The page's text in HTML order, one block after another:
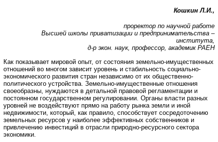
Кошкин Л.И.,
проректор по научной работе
Высшей школы приватизации и предпринимательства –
института,
д-р экон. наук, профессор, академик РАЕН
Как показывает мировой опыт, от состояния земельно-имущественных
отношений во многом зависит уровень и стабильность социально-
экономического развития стран независимо от их общественно-
политического устройства. Земельно-имущественные отношения
своеобразны, нуждаются в детальной правовой регламентации и
постоянном государственном регулировании. Органы власти разных
уровней не воздействуют прямо на работу рынка земли и иной
недвижимости, который, как правило, способствует сосредоточению
земельных ресурсов у наиболее эффективных собственников и
привлечению инвестиций в отрасли природно-ресурсного сектора
экономики.